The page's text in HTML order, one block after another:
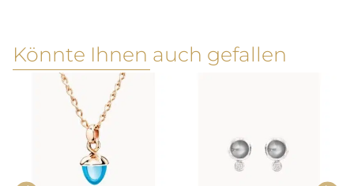
Könnte Ihnen auch gefallen